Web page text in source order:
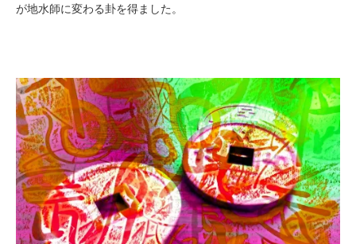
が地水師に変わる卦を得ました。